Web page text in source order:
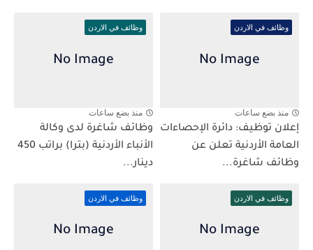
وظائف في الاردن
منذ بضع ساعات
إعلان توظيف: دائرة الإحصاءات
العامة الأردنية تعلن عن
وظائف شاغرة...
وظائف في الاردن
منذ بضع ساعات
وظائف شاغرة لدى وكالة
الأنباء الأردنية (بترا) براتب 450
دينار...
وظائف في الاردن وظائف في الاردن